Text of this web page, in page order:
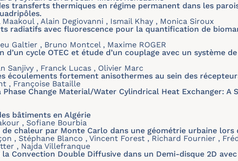
transferts thermiques en régime permanent dans les
Maakoul , Alain Degiovanni , Ismail Khay , Monica Siroux
radiatifs avec fluorescence pour la quantification de
Galtier , Bruno Montcel , Maxime ROGER
cycle OTEC et étude d’un couplage avec un système
Sanjivy , Franck Lucas , Olivier Marc
écoulements fortement anisothermes au sein des
, Françoise Bataille
Change Material/Water Cylindrical Heat Exchanger: A
bâtiments en Algérie
, Sofiane Bourbia
chaleur par Monte Carlo dans une géométrie urbaine lors
, Stéphane Blanco , Vincent Forest , Richard Fournier ,
, Najda Villefranque
Convection Double Diffusive dans un Demi-disque 2D